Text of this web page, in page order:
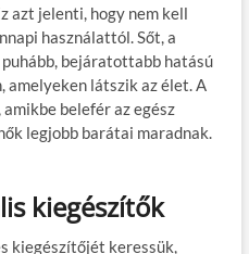
azt jelenti, hogy nem kell
használattól. Sőt, a
bejáratottabb hatású
amelyeken látszik az élet. A
belefér az egész
legjobb barátai maradnak.
kiegészítők
kiegészítőjét keressük,